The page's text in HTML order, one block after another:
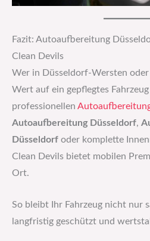
Fazit: Autoaufbereitung
Clean Devils
Wer in Düsseldorf-Wersten
Wert auf ein gepflegtes
professionellen
Autoaufbereitung Düsseldorf,
Düsseldorf oder komplette
Clean Devils bietet mobilen
Ort.
So bleibt Ihr Fahrzeug nicht nur
langfristig geschützt und